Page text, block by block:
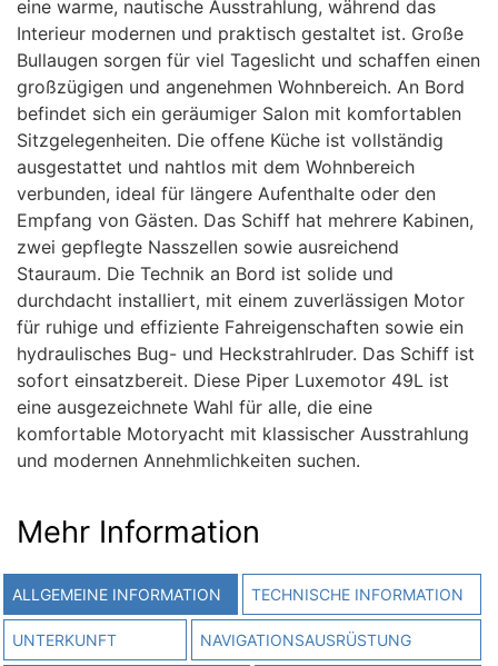
eine warme, nautische Ausstrahlung, während das
Interieur modernen und praktisch gestaltet ist. Große
Bullaugen sorgen für viel Tageslicht und schaffen einen
großzügigen und angenehmen Wohnbereich. An Bord
befindet sich ein geräumiger Salon mit komfortablen
Sitzgelegenheiten. Die offene Küche ist vollständig
ausgestattet und nahtlos mit dem Wohnbereich
verbunden, ideal für längere Aufenthalte oder den
Empfang von Gästen. Das Schiff hat mehrere Kabinen,
zwei gepflegte Nasszellen sowie ausreichend
Stauraum. Die Technik an Bord ist solide und
durchdacht installiert, mit einem zuverlässigen Motor
für ruhige und effiziente Fahreigenschaften sowie ein
hydraulisches Bug- und Heckstrahlruder. Das Schiff ist
sofort einsatzbereit. Diese Piper Luxemotor 49L ist
eine ausgezeichnete Wahl für alle, die eine
komfortable Motoryacht mit klassischer Ausstrahlung
und modernen Annehmlichkeiten suchen.
Mehr Information
ALLGEMEINE INFORMATION TECHNISCHE INFORMATION
UNTERKUNFT NAVIGATIONSAUSRÜSTUNG